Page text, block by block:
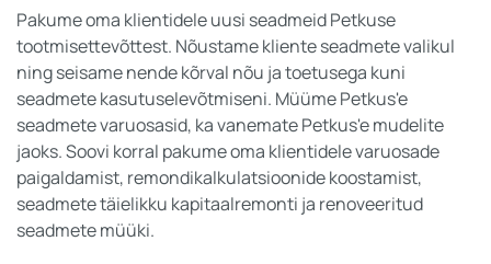
Pakume oma klientidele uusi seadmeid Petkuse
tootmisettevõttest. Nõustame kliente seadmete valikul
ning seisame nende kõrval nõu ja toetusega kuni
seadmete kasutuselevõtmiseni. Müüme Petkus'e
seadmete varuosasid, ka vanemate Petkus'e mudelite
jaoks. Soovi korral pakume oma klientidele varuosade
paigaldamist, remondikalkulatsioonide koostamist,
seadmete täielikku kapitaalremonti ja renoveeritud
seadmete müüki.